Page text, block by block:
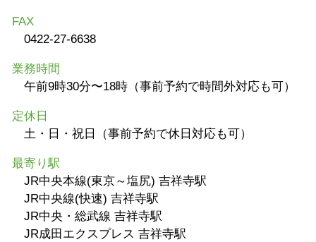
FAX
0422-27-6638
業務時間
午前9時30分〜18時（事前予約で時間外対応も可）
定休日
土・日・祝日（事前予約で休日対応も可）
最寄り駅
JR中央本線(東京～塩尻) 吉祥寺駅
JR中央線(快速) 吉祥寺駅
JR中央・総武線 吉祥寺駅
JR成田エクスプレス 吉祥寺駅